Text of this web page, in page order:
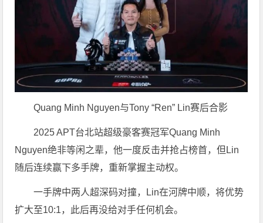
Quang Minh Nguyen与Tony “Ren” Lin赛后合影
2025 APT台北站超级豪客赛冠军Quang Minh
Nguyen绝非等闲之辈，他一度反击并抢占榜首，但Lin
随后连续赢下多手牌，重新掌握主动权。
一手牌中两人超深码对撞，Lin在河牌中顺，将优势
扩大至10:1，此后再没给对手任何机会。